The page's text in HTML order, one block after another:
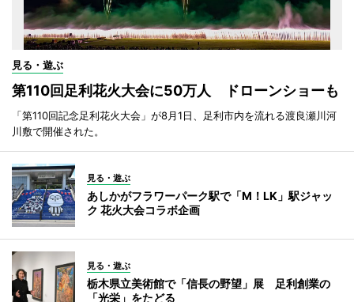
見る・遊ぶ
第110回足利花火大会に50万人 ドローンショーも
「第110回記念足利花火大会」が8月1日、足利市内を流れる渡良瀬川河
川敷で開催された。
見る・遊ぶ
あしかがフラワーパーク駅で「M！LK」駅ジャッ
ク 花火大会コラボ企画
見る・遊ぶ
栃木県立美術館で「信長の野望」展 足利創業の
「光栄」をたどる